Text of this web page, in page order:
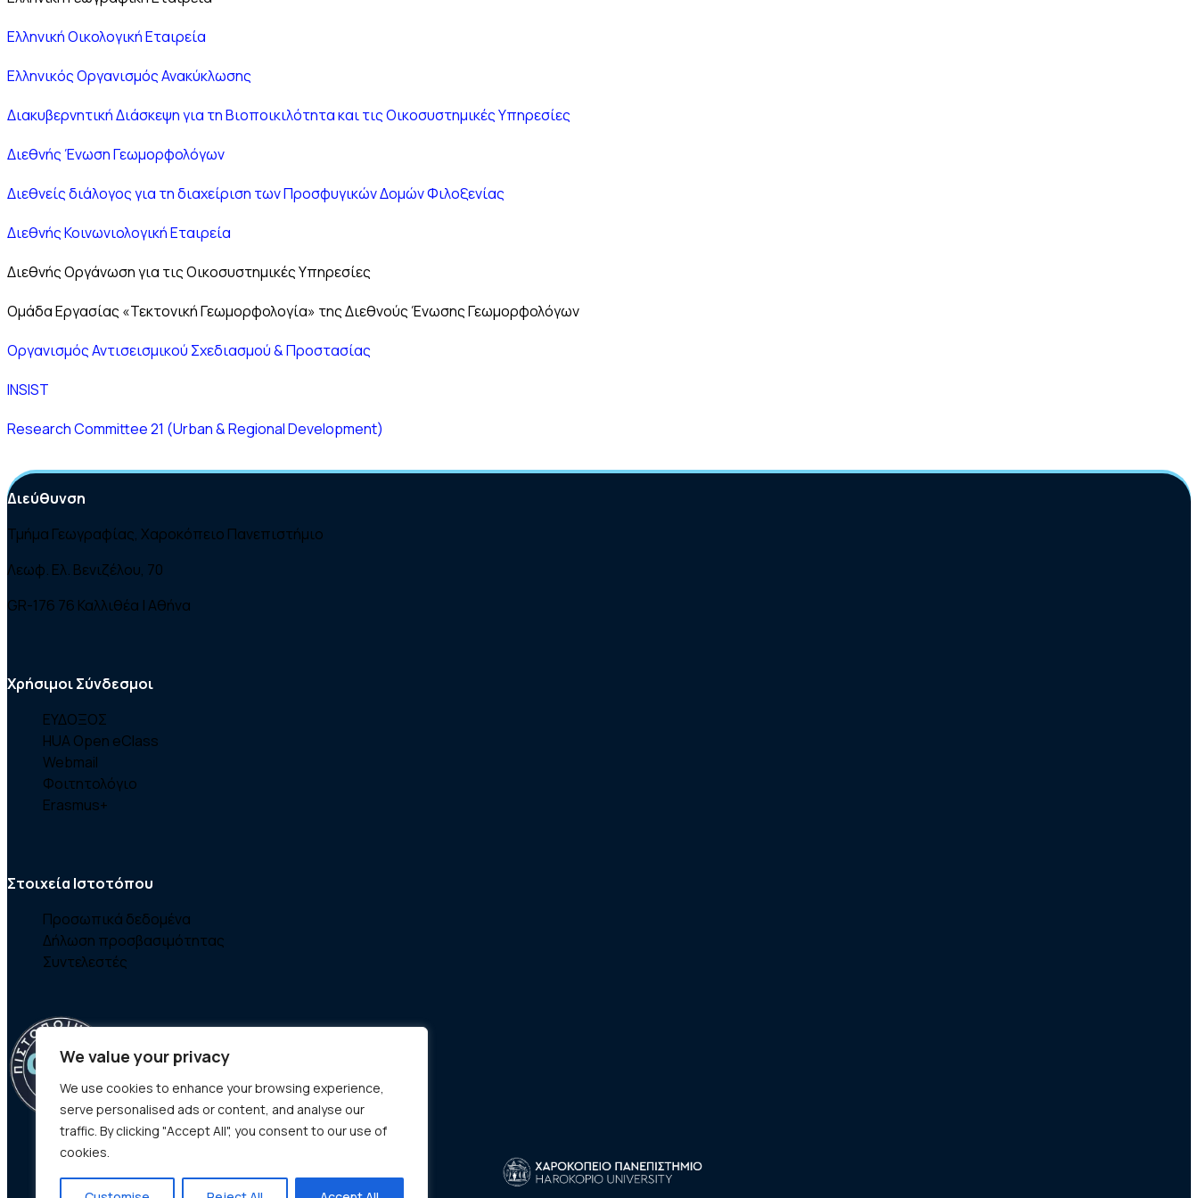
We value your privacy
We use cookies to enhance your browsing experience,
serve personalised ads or content, and analyse our
traffic. By clicking "Accept All", you consent to our use of
cookies.
Ελληνική Οικολογική Εταιρεία
Ελληνικός Οργανισμός Ανακύκλωσης
Διακυβερνητική Διάσκεψη για τη Βιοποικιλότητα και τις Οικοσυστημικές Υπηρεσίες
Διεθνής Ένωση Γεωμορφολόγων
Διεθνείς διάλογος για τη διαχείριση των Προσφυγικών Δομών Φιλοξενίας
Διεθνής Κοινωνιολογική Εταιρεία
Διεθνής Οργάνωση για τις Οικοσυστημικές Υπηρεσίες
Ομάδα Εργασίας «Τεκτονική Γεωμορφολογία» της Διεθνούς Ένωσης Γεωμορφολόγων
Οργανισμός Αντισεισμικού Σχεδιασμού & Προστασίας
INSIST
Research Committee 21 (Urban & Regional Development)
Διεύθυνση
Τμήμα Γεωγραφίας, Χαροκόπειο Πανεπιστήμιο
Λεωφ. Ελ. Βενιζέλου, 70
GR-176 76 Καλλιθέα | Αθήνα
Χρήσιμοι Σύνδεσμοι
ΕΥΔΟΞΟΣ
HUA Open eClass
Webmail
Φοιτητολόγιο
Erasmus+
Στοιχεία Ιστοτόπου
Προσωπικά δεδομένα
Δήλωση προσβασιμότητας
Συντελεστές